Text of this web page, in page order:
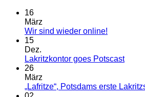
16
März
Wir sind wieder online!
Wir
online!
15
Dez.
Lakritzkontor goes PotscastKeine
26
März
„Lafritze“, Potsdams erste